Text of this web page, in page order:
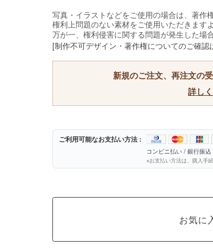
写真・イラストなどをご使用の場合は、著作
権利上問題のない素材をご使用いただきます
万が一、権利侵害に関する問題が発生した場
[制作不可デザイン・著作権についてのご確認
新規のご注文、再注文の
詳し
ご利用可能なお支払い方法 :
コンビニ払い / 銀行振込
※お支払い方法は、購入手